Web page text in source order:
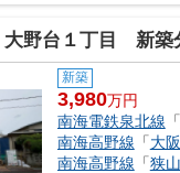
大野台１丁目 新築分譲
新築
3,980万円
南海電鉄泉北線 「
南海高野線 「大
南海高野線 「狭山